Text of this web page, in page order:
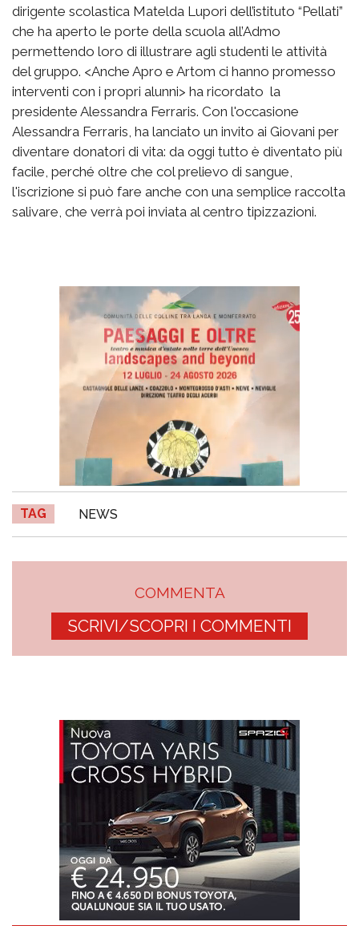
dirigente scolastica Matelda Lupori dell’istituto “Pellati”
che ha aperto le porte della scuola all’Admo
permettendo loro di illustrare agli studenti le attività
del gruppo. <Anche Apro e Artom ci hanno promesso
interventi con i propri alunni> ha ricordato la
presidente Alessandra Ferraris. Con l'occasione
Alessandra Ferraris, ha lanciato un invito ai Giovani per
diventare donatori di vita: da oggi tutto è diventato più
facile, perché oltre che col prelievo di sangue,
l'iscrizione si può fare anche con una semplice raccolta
salivare, che verrà poi inviata al centro tipizzazioni.
TAG NEWS
COMMENTA
SCRIVI/SCOPRI I COMMENTI